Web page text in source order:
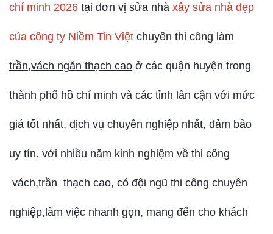
chí minh 2026 tại đơn vị sửa nhà xây sửa nhà đẹp
của công ty Niềm Tin Việt chuyên thi công làm
trần,vách ngăn thạch cao ở các quận huyện trong
thành phố hồ chí minh và các tỉnh lân cận với mức
giá tốt nhất, dịch vụ chuyên nghiệp nhất, đảm bảo
uy tín. với nhiều năm kinh nghiệm về thi công
vách,trần thạch cao, có đội ngũ thi công chuyên
nghiệp,làm việc nhanh gọn, mang đến cho khách